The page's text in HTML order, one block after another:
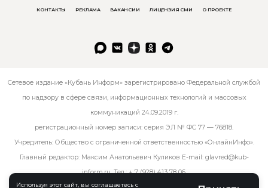
Используя этот сайт, вы соглашаетесь с
КОНТАКТЫ РЕКЛАМА ВАКАНСИИ ЛИЦЕНЗИЯ СМИ О ПРОЕКТЕ
Сетевое издание «Кубань Информ» зарегистрировано Федеральной службой
по надзору в сфере связи, информационных технологий и массовых
коммуникаций 24.09.2019 г.
регистрационный номер записи: серия ЭЛ № ФС 77 — 76818.
Учредитель: Общество с ограниченной ответственностью «ОнлайнИнфо».
Главный редактор: Максим Анатольевич Куликов E-mail: glavred@kub-
inform.ru. Тел.:+ 7 (928) 413 78 06.